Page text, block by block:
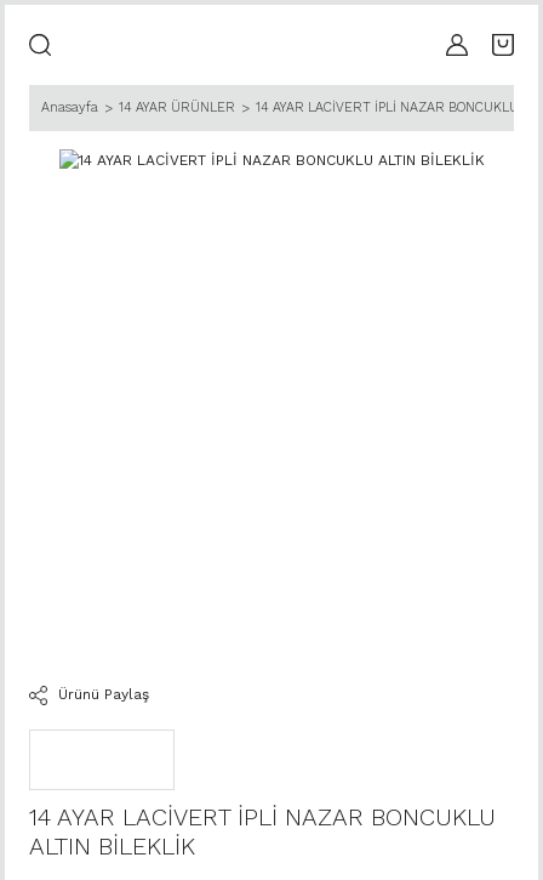
Anasayfa 14 AYAR ÜRÜNLER 14 AYAR LACİVERT İPLİ NAZAR BONCUKLU
Ürünü Paylaş
14 AYAR LACİVERT İPLİ NAZAR BONCUKLU
ALTIN BİLEKLİK